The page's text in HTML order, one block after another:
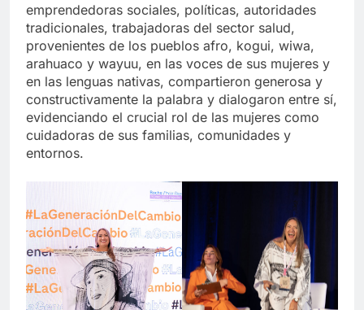
emprendedoras sociales, políticas, autoridades
tradicionales, trabajadoras del sector salud,
provenientes de los pueblos afro, kogui, wiwa,
arahuaco y wayuu, en las voces de sus mujeres y
en las lenguas nativas, compartieron generosa y
constructivamente la palabra y dialogaron entre sí,
evidenciando el crucial rol de las mujeres como
cuidadoras de sus familias, comunidades y
entornos.